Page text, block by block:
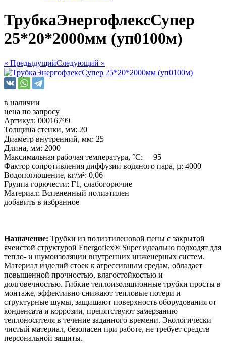
ТрубкаЭнергофлексСупер
25*20*2000мм (уп0100м)
« ПредыдущийСледующий »
в наличии
цена по запросу
Артикул: 00016799
Толщина стенки, мм: 20
Диаметр внутренний, мм: 25
Длина, мм: 2000
Максимальная рабочая температура, °С: +95
Фактор сопротивления диффузии водяного пара, µ: 4000
Водопоглощение, кг/м²: 0,06
Группа горючести: Г1, слабогорючие
Материал: Вспененный полиэтилен
добавить в избранное
Назначение: Трубки из полиэтиленовой пены с закрытой
ячеистой структурой Energoflex® Super идеально подходят для
тепло- и шумоизоляции внутренних инженерных систем.
Материал изделий стоек к агрессивным средам, обладает
повышенной прочностью, влагостойкостью и
долговечностью. Гибкие теплоизоляционные трубки просты в
монтаже, эффективно снижают тепловые потери и
структурные шумы, защищают поверхность оборудования от
конденсата и коррозии, препятствуют замерзанию
теплоносителя в течение заданного времени. Экологически
чистый материал, безопасен при работе, не требует средств
персональной защиты.